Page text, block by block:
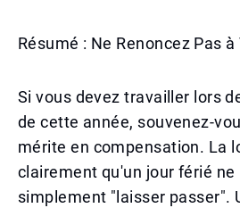
Résumé : Ne Renoncez Pas
Si vous devez travailler lors
de cette année, souvenez-
mérite en compensation. La
clairement qu'un jour férié ne
simplement "laisser passer".